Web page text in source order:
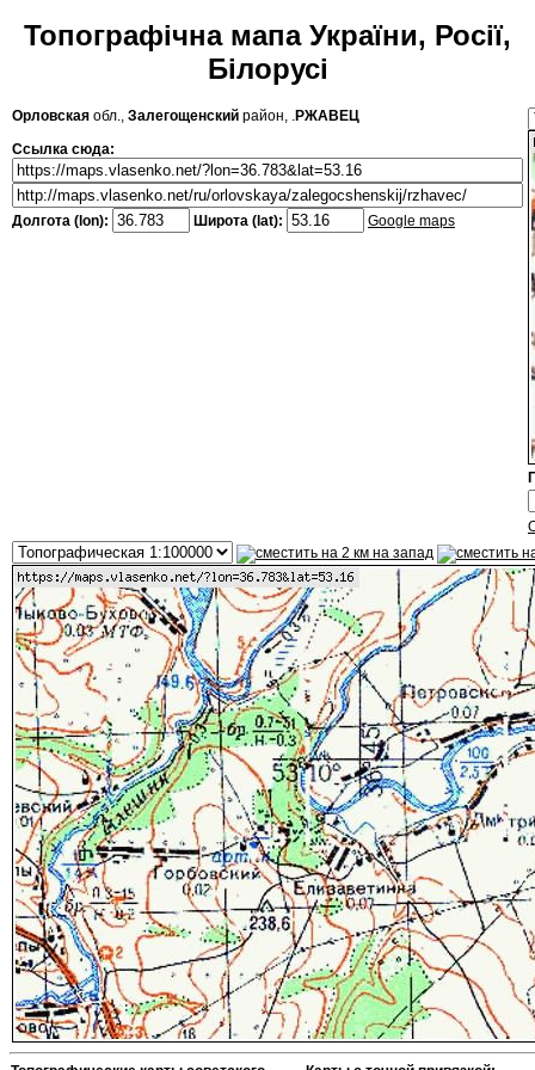
Топографічна мапа України, Росії,
Білорусі
Орловская обл., Залегощенский район, .РЖАВЕЦ
Ссылка сюда:
Долгота (lon): Широта (lat): Google maps